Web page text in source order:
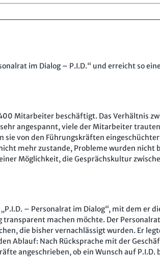
im Dialog – P.I.D.“ und erreicht so
Mitarbeiter beschäftigt. Das Verhältnis
angespannt, viele der Mitarbeiter
von den Führungskräften
mehr zustande, Probleme wurden nicht
Möglichkeit, die Gesprächskultur
– Personalrat im Dialog“, mit dem er
machen möchte. Der
die bisher vernachlässigt wurden. Er
Ablauf: Nach Rücksprache mit der
angeschrieben, ob ein Wunsch auf P.I.D.